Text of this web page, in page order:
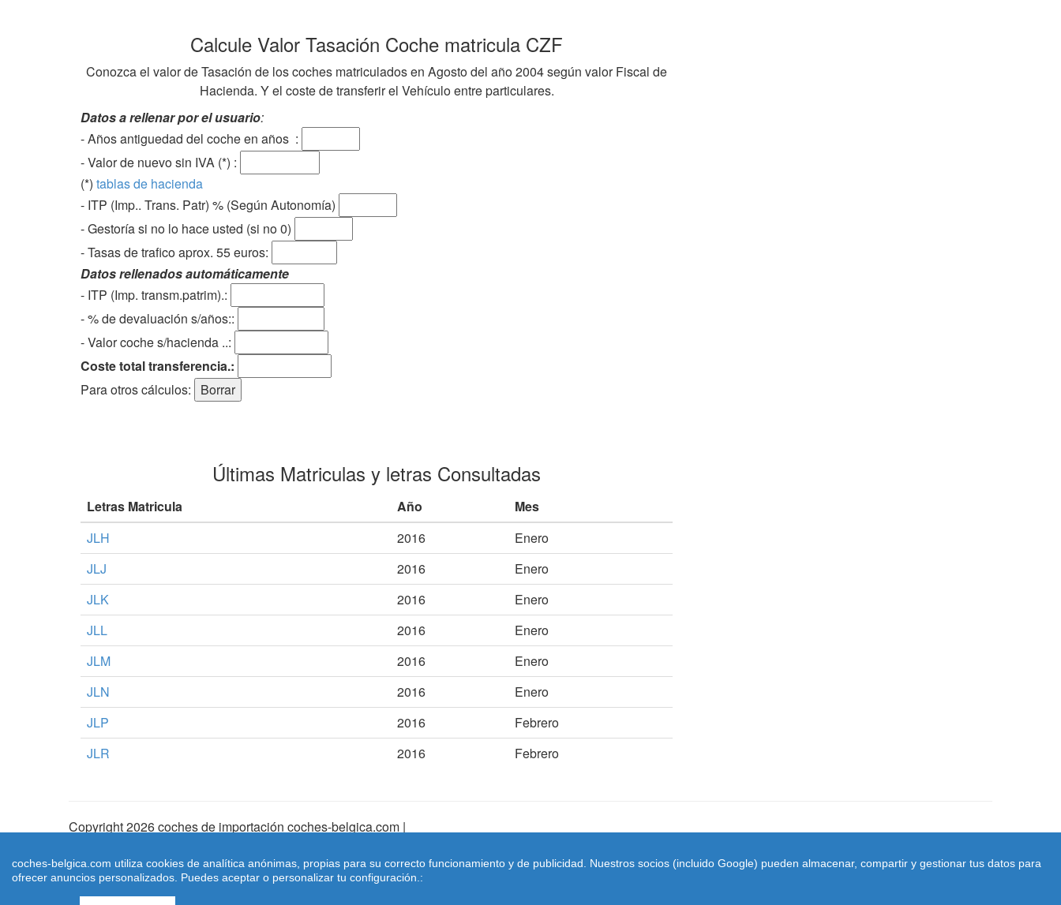
Calcule Valor Tasación Coche matricula CZF
Conozca el valor de Tasación de los coches matriculados en Agosto del año 2004 según valor Fiscal de
Hacienda. Y el coste de transferir el Vehículo entre particulares.
Datos a rellenar por el usuario:
- Años antiguedad del coche en años :
- Valor de nuevo sin IVA (*) :
(*) tablas de hacienda
- ITP (Imp.. Trans. Patr) % (Según Autonomía)
- Gestoría si no lo hace usted (si no 0)
-Tasas de trafico aprox. 55 euros:
Datos rellenados automáticamente
- ITP (Imp. transm.patrim).:
- % de devaluación s/años::
- Valor coche s/hacienda ..:
Coste total transferencia.:
Para otros cálculos:
Últimas Matriculas y letras Consultadas
Letras Matricula Año
Mes
JLH
2016
Enero
JLJ
2016
Enero
JLK
2016
Enero
JLL
2016
Enero
JLM
2016
Enero
JLN
2016
Enero
JLP
2016
Febrero
JLR
2016 Febrero
Copyright 2026 coches de importación coches-belgica.com |
Coches-belgica.com
coches-belgica.com utiliza cookies de analítica anónimas, propias para su correcto funcionamiento y de publicidad. Nuestros socios (incluido Google) pueden almacenar, compartir y gestionar tus datos para
ofrecer anuncios personalizados. Puedes aceptar o personalizar tu configuración.: